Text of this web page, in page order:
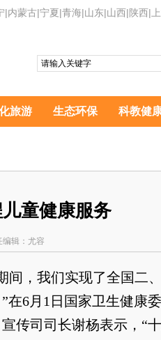
|内蒙古|宁夏|青海|山东|山西|陕西|
旅游 生态环保 科教健
童健康服务
辑：尤容
间，我们实现了全国二
在6月1日国家卫生健康
传司司长谢杨表示，“